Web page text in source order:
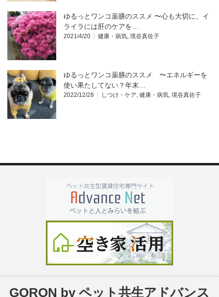
ゆるっとワンコ薬膳のススメ 〜心も大切に、イ
ライラには肝のケアを…
2021/4/20 健康・病気, 境谷真佐子
ゆるっとワンコ薬膳のススメ 〜エネルギーを
使い果たしてない？年末…
2022/12/28 しつけ・ケア, 健康・病気, 境谷真佐子
GORON by ペット共生アドバンス